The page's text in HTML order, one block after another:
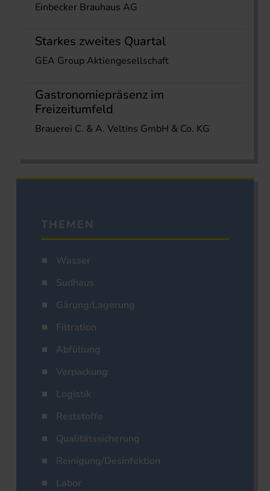
Einbecker Brauhaus AG
Starkes zweites Quartal
GEA Group Aktiengesellschaft
Gastronomiepräsenz im
Freizeitumfeld
Brauerei C. & A. Veltins GmbH & Co. KG
THEMEN
Wasser
Sudhaus
Gärung/Lagerung
Filtration
Abfüllung
Verpackung
Logistik
Reststoffe
Qualitätssicherung
Reinigung/Desinfektion
Labor